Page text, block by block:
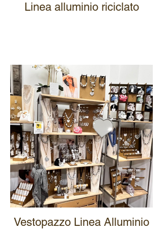
Linea alluminio riciclato
Vestopazzo Linea Alluminio